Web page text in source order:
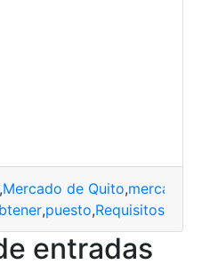
,Mercado de Quito,mercados
,puesto,Requisitos
entradas